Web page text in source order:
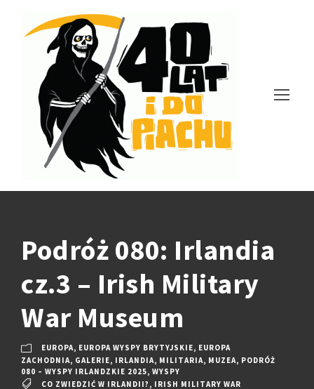
Podróż 080: Irlandia
cz.3 – Irish Military
War Museum
EUROPA, EUROPA WYSPY BRYTYJSKIE, EUROPA
ZACHODNIA, GALERIE, IRLANDIA, MILITARIA, MUZEA, PODRÓŻ
080 – WYSPY IRLANDZKIE 2025, WYSPY
CO ZWIEDZIĆ W IRLANDII? , IRISH MILITARY WAR